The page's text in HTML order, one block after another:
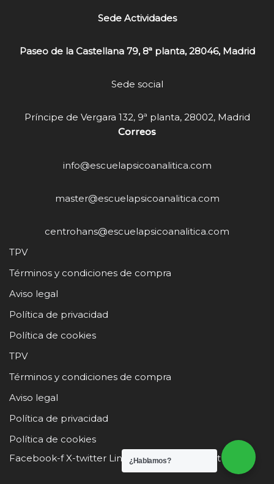
Sede Actividades
Paseo de la Castellana 79, 8ª planta, 28046, Madrid
Sede social
Príncipe de Vergara 132, 9ª planta, 28002, Madrid
Correos
info@escuelapsicoanalitica.com
master@escuelapsicoanalitica.com
centrohans@escuelapsicoanalitica.com
TPV
Términos y condiciones de compra
Aviso legal
Política de privacidad
Política de cookies
TPV
Términos y condiciones de compra
Aviso legal
Política de privacidad
Política de cookies
Facebook-f X-twitter Linkedin Instagram
Youtube
¿Hablamos?